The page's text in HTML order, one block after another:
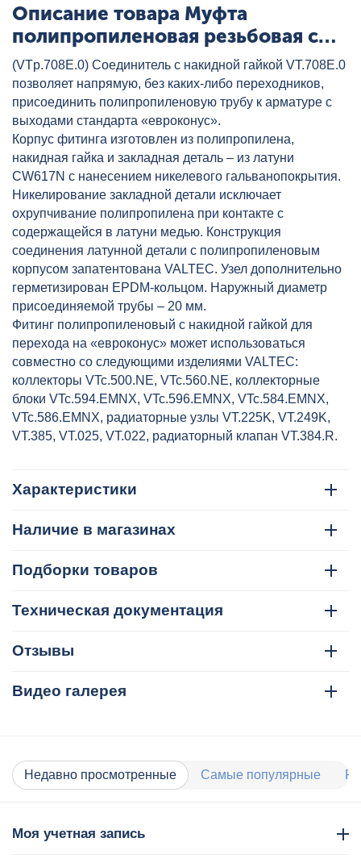
Описание товара Муфта
полипропиленовая резьбовая с
накидной гайкой
20x3/4","евроконус" бел. VALTEC,
артикул: VTp.708.E.02005
(VTp.708E.0) Соединитель с накидной гайкой VT.708E.0
позволяет напрямую, без каких-либо переходников,
присоединить полипропиленовую трубу к арматуре с
выходами стандарта «евроконус».
Корпус фитинга изготовлен из полипропилена,
накидная гайка и закладная деталь – из латуни
CW617N с нанесением никелевого гальванопокрытия.
Никелирование закладной детали исключает
охрупчивание полипропилена при контакте с
содержащейся в латуни медью. Конструкция
соединения латунной детали с полипропиленовым
корпусом запатентована VALTEC. Узел дополнительно
герметизирован EPDM-кольцом. Наружный диаметр
присоединяемой трубы – 20 мм.
Фитинг полипропиленовый с накидной гайкой для
перехода на «евроконус» может использоваться
совместно со следующими изделиями VALTEC:
коллекторы VTc.500.NE, VTc.560.NE, коллекторные
блоки VTc.594.EMNX, VTc.596.EMNX, VTc.584.EMNX,
VTc.586.EMNX, радиаторные узлы VT.225K, VT.249K,
VT.385, VT.025, VT.022, радиаторный клапан VT.384.R.
Характеристики
Наличие в магазинах
Подборки товаров
Техническая документация
Отзывы
Видео галерея
Недавно просмотренные Самые популярные
Моя учетная запись